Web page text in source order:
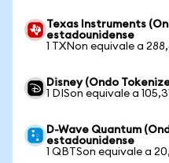
Texas Instruments
estadounidense
1 TXNon equivale a
Disney (Ondo
1 DISon equivale a
D-Wave Quantum
estadounidense
1 QBTSon equivale a